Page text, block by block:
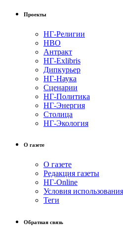
Проекты
НГ-Религии
НВО
Антракт
НГ-Exlibris
Дипкурьер
НГ-Наука
Сценарии
НГ-Политика
НГ-Энергия
Столица
НГ-Экология
О газете
О газете
Редакция газеты
НГ-Online
Условия
Теги
Обратная связь